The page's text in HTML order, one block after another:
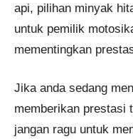
api, pilihan minyak
untuk pemilik
mementingkan
Jika anda sedang
memberikan prestasi
jangan ragu untuk